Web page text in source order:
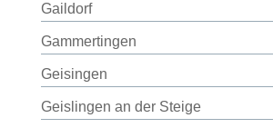
Gaildorf
Gammertingen
Geisingen
Geislingen an der Steige